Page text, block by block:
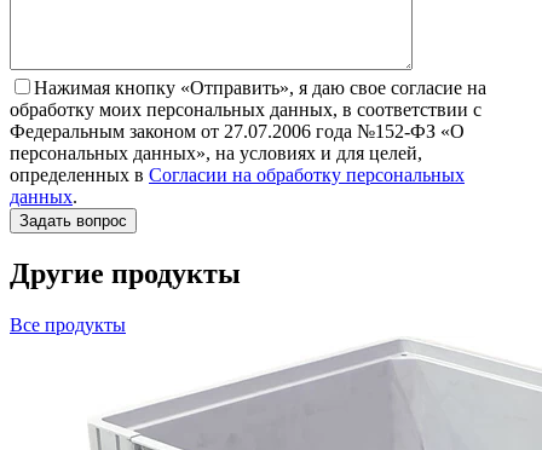
Нажимая кнопку «Отправить», я даю свое согласие на
обработку моих персональных данных, в соответствии с
Федеральным законом от 27.07.2006 года №152-ФЗ «О
персональных данных», на условиях и для целей,
определенных в Согласии на обработку персональных
данных.
Другие продукты
Все продукты